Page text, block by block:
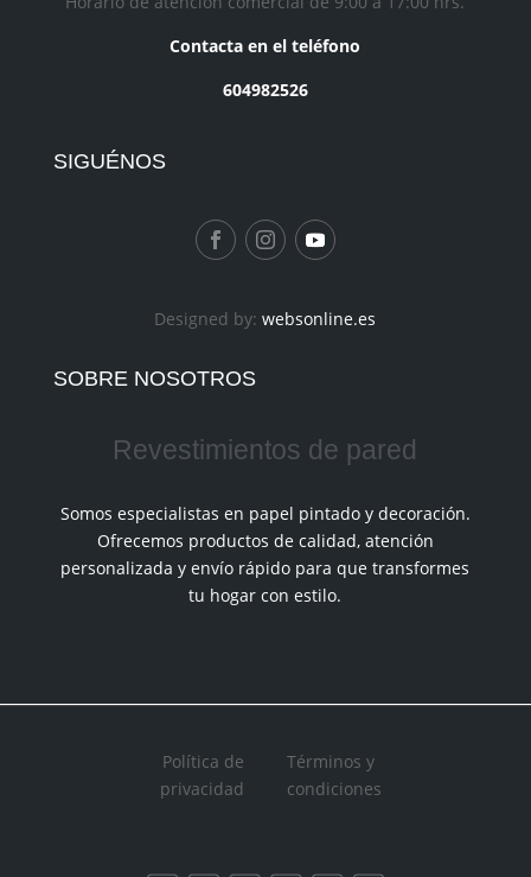
Contacta en el teléfono
604982526
SIGUÉNOS
Designed by:websonline.es
SOBRE NOSOTROS
Revestimientos de pared
Somos especialistas en papel pintado y decoración.
Ofrecemos productos de calidad, atención
personalizada y envío rápido para que transformes
tu hogar con estilo.
Política de
privacidad
Términos y
condiciones